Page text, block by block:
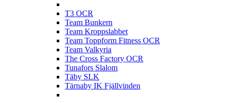
T3 OCR
Team Bunkern
Team Kroppslabbet
Team Toppform Fitness OCR
Team Valkyria
The Cross Factory OCR
Tunafors Slalom
Täby SLK
Tärnaby IK Fjällvinden